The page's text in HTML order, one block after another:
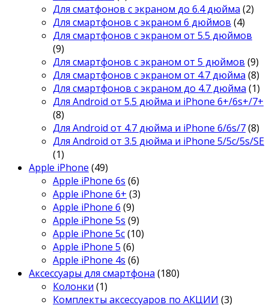
Для сматфонов с экраном до 6.4 дюйма (2)
Для смартфонов с экраном 6 дюймов (4)
Для смартфонов с экраном от 5.5 дюймов
(9)
Для смартфонов с экраном от 5 дюймов (9)
Для смартфонов с экраном от 4.7 дюйма (8)
Для смартфонов с экраном до 4.7 дюйма (1)
Для Android от 5.5 дюйма и iPhone 6+/6s+/7+
(8)
Для Android от 4.7 дюйма и iPhone 6/6s/7(8)
Для Android от 3.5 дюйма и iPhone 5/5c/5s/SE
(1)
Apple iPhone (49)
Apple iPhone 6s (6)
Apple iPhone 6+ (3)
Apple iPhone 6 (9)
Apple iPhone 5s (9)
Apple iPhone 5c(10)
Apple iPhone 5 (6)
Apple iPhone 4s (6)
Аксессуары для смартфона (180)
Колонки (1)
Комплекты аксессуаров по АКЦИИ (3)